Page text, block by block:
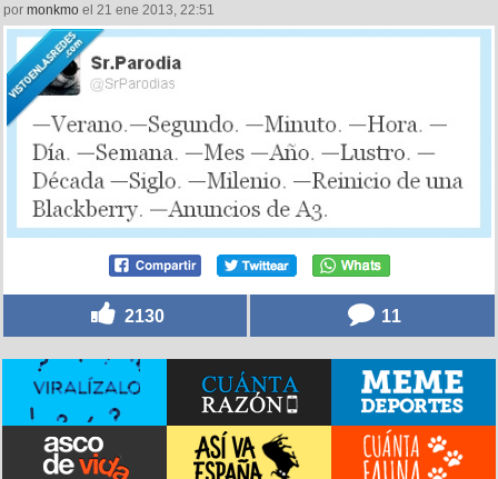
por monkmo el 21 ene 2013, 22:51
2130 11